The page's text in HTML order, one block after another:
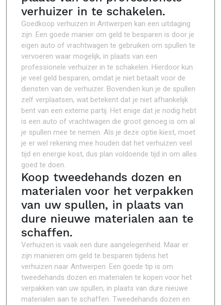
verhuizer in te schakelen.
Goedkoop verhuizen in Antwerpen kan een uitdaging
zijn. Een goede manier om geld te besparen is door je
eigen auto of vrachtwagen te gebruiken om spullen te
vervoeren waar mogelijk, in plaats van een
professionele verhuizer in te schakelen. Hierdoor kun
je veel geld besparen, omdat je niet betaalt voor de
diensten van de verhuizer. Bovendien kun je de spullen
zelf verplaatsen, wat betekent dat je niet afhankelijk
bent van een externe partij. Het enige dat je nodig hebt
is een auto of vrachtwagen die groot genoeg is om al
je spullen mee te nemen. Als je deze optie kiest, moet
je er wel rekening mee houden dat het verhuizen veel
tijd en energie kost, dus plan voldoende tijd in om alles
goed te doen.
Koop tweedehands dozen en
materialen voor het verpakken
van uw spullen, in plaats van
dure nieuwe materialen aan te
schaffen.
Verhuizen is vaak een dure aangelegenheid. Maar er
zijn manieren om geld te besparen tijdens het
verhuizen naar Antwerpen. Een goede tip is om
tweedehands dozen en materialen te kopen voor het
verpakken van uw spullen, in plaats van dure nieuwe
materialen aan te schaffen. Tweedehands dozen en